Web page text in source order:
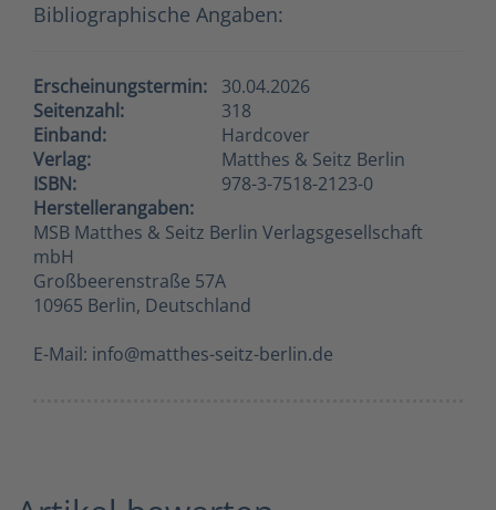
Bibliographische Angaben:
Erscheinungstermin:
30.04.2026
Seitenzahl:
318
Einband:
Hardcover
Verlag:
Matthes & Seitz Berlin
ISBN:
978-3-7518-2123-0
Herstellerangaben:
MSB Matthes & Seitz Berlin Verlagsgesellschaft
mbH
Großbeerenstraße 57A
10965 Berlin, Deutschland
E-Mail: info@matthes-seitz-berlin.de